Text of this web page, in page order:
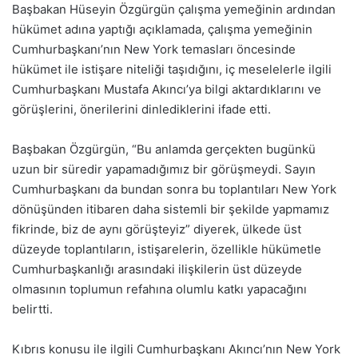
Başbakan Hüseyin Özgürgün çalışma yemeğinin ardından
hükümet adına yaptığı açıklamada, çalışma yemeğinin
Cumhurbaşkanı’nın New York temasları öncesinde
hükümet ile istişare niteliği taşıdığını, iç meselelerle ilgili
Cumhurbaşkanı Mustafa Akıncı’ya bilgi aktardıklarını ve
görüşlerini, önerilerini dinlediklerini ifade etti.
Başbakan Özgürgün, “Bu anlamda gerçekten bugünkü
uzun bir süredir yapamadığımız bir görüşmeydi. Sayın
Cumhurbaşkanı da bundan sonra bu toplantıları New York
dönüşünden itibaren daha sistemli bir şekilde yapmamız
fikrinde, biz de aynı görüşteyiz” diyerek, ülkede üst
düzeyde toplantıların, istişarelerin, özellikle hükümetle
Cumhurbaşkanlığı arasındaki ilişkilerin üst düzeyde
olmasının toplumun refahına olumlu katkı yapacağını
belirtti.
Kıbrıs konusu ile ilgili Cumhurbaşkanı Akıncı’nın New York